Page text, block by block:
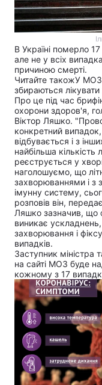
В Україні померло
але не у всіх
причиною смерті.
Читайте такожУ МОЗ
збираються
Про це під час
охорони здоров'я,
Віктор Ляшко.
конкретний
відбувається і з
найбільша кількість
реєструється у
наголошуємо, що
захворюваннями і з
імунну систему,
розповів він, передає
Ляшко зазначив, що
виникає
захворювання і
випадків.
Заступник
на сайті МОЗ буде
кожному з 17